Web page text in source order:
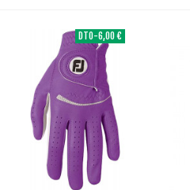
DTO-6,00 €